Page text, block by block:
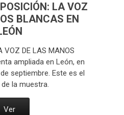
LA VOZ
BLANCAS EN
DE LAS MANOS
ampliada en León, en
septiembre. Este es el
la muestra.
Ver